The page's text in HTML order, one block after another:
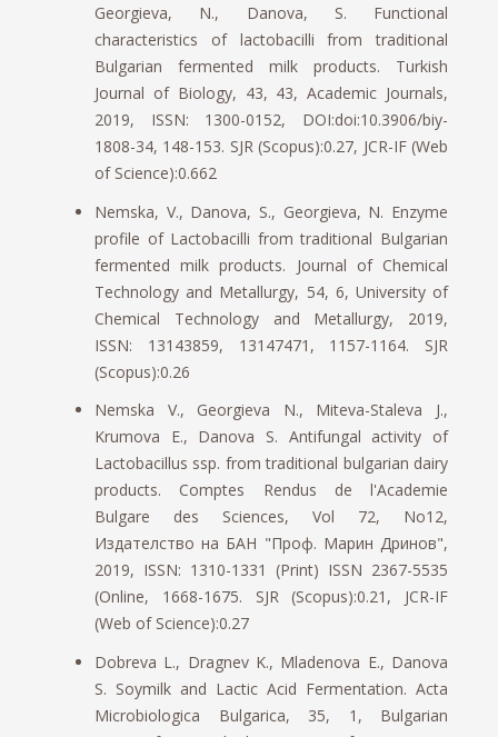
Georgieva, N., Danova, S. Functional
characteristics of lactobacilli from traditional
Bulgarian fermented milk products. Turkish
Journal of Biology, 43, 43, Academic Journals,
2019, ISSN: 1300-0152, DOI:doi:10.3906/biy-
1808-34, 148-153. SJR (Scopus):0.27, JCR-IF (Web
of Science):0.662
Nemska, V., Danova, S., Georgieva, N. Enzyme
profile of Lactobacilli from traditional Bulgarian
fermented milk products. Journal of Chemical
Technology and Metallurgy, 54, 6, University of
Chemical Technology and Metallurgy, 2019,
ISSN: 13143859, 13147471, 1157-1164. SJR
(Scopus):0.26
Nemska V., Georgieva N., Miteva-Staleva J.,
Krumova E., Danova S. Antifungal activity of
Lactobacillus ssp. from traditional bulgarian dairy
products. Comptes Rendus de l'Academie
Bulgare des Sciences, Vol 72, No12,
Издателство на БАН "Проф. Марин Дринов",
2019, ISSN: 1310-1331 (Print) ISSN 2367-5535
(Online, 1668-1675. SJR (Scopus):0.21, JCR-IF
(Web of Science):0.27
Dobreva L., Dragnev K., Mladenova E., Danova
S. Soymilk and Lactic Acid Fermentation. Acta
Microbiologica Bulgarica, 35, 1, Bulgarian